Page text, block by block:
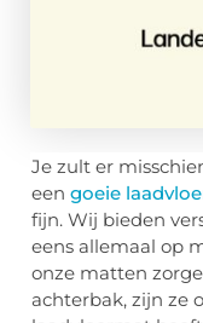
Je zult er
een goeie
fijn. Wij bieden
eens allemaal op
onze matten
achterbak, zijn ze